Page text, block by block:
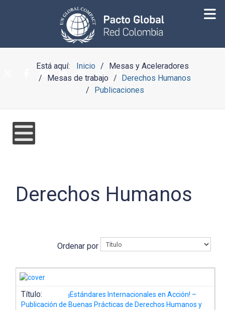
Está aquí: Inicio
Mesas y Aceleradores
Mesas de trabajo
Derechos Humanos
Publicaciones
Derechos Humanos
Ordenar por
Título:
¡Estándares Internacionales en Acción! –
Publicación de Buenas Prácticas de Derechos Humanos y